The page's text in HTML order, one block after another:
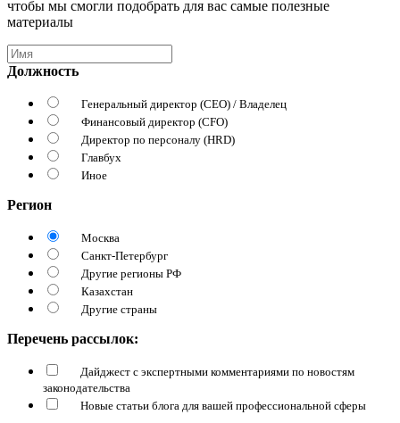
чтобы мы смогли подобрать для вас самые полезные
материалы
Должность
Генеральный директор (CEO) / Владелец
Финансовый директор (CFO)
Директор по персоналу (HRD)
Главбух
Иное
Регион
Москва
Санкт-Петербург
Другие регионы РФ
Казахстан
Другие страны
Перечень рассылок:
Дайджест с экспертными комментариями по новостям
законодательства
Новые статьи блога для вашей профессиональной сферы